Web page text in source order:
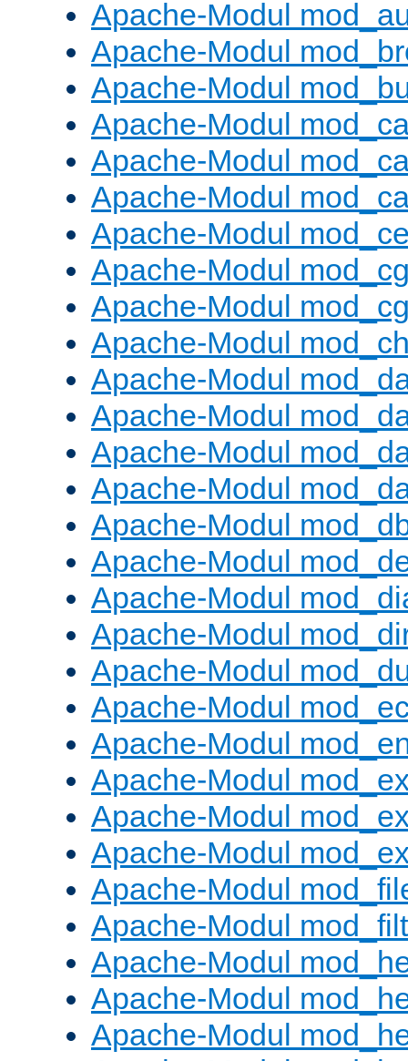
Apache-Modul
Apache-Modul
Apache-Modul
Apache-Modul
Apache-Modul
Apache-Modul
Apache-Modul
Apache-Modul
Apache-Modul
Apache-Modul
Apache-Modul
Apache-Modul
Apache-Modul
Apache-Modul
Apache-Modul
Apache-Modul
Apache-Modul
Apache-Modul
Apache-Modul
Apache-Modul
Apache-Modul
Apache-Modul
Apache-Modul
Apache-Modul
Apache-Modul
Apache-Modul
Apache-Modul
Apache-Modul
Apache-Modul